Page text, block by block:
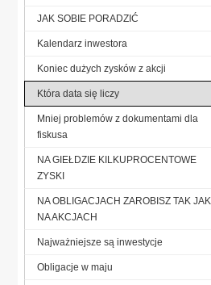
JAK SOBIE PORADZIĆ
Kalendarz inwestora
Koniec dużych zysków z akcji
Która data się liczy
Mniej problemów z dokumentami dla
fiskusa
NA GIEŁDZIE KILKUPROCENTOWE
ZYSKI
NA OBLIGACJACH ZAROBISZ TAK JAK
NA AKCJACH
Najważniejsze są inwestycje
Obligacje w maju